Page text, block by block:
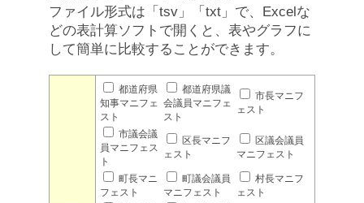
ファイル形式は「tsv」「txt」で、Excelな
どの表計算ソフトで開くと、表やグラフに
して簡単に比較することができます。
都道府県
知事マニフェ
スト
都道府県議
会議員マニフェ
スト
市長マニフ
ェスト
市議会議
員マニフェス
ト
区長マニフ
ェスト
区議会議員
マニフェスト
町長マニ
フェスト
町議会議員
マニフェスト
村長マニフ
ェスト